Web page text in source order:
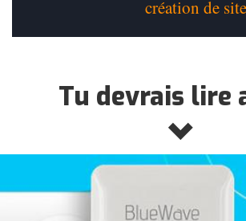
création de
Tu devrais lire